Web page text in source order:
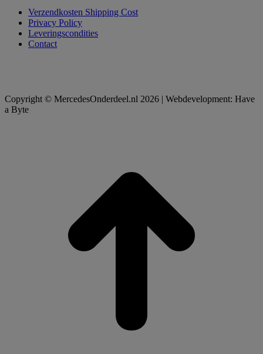
Verzendkosten Shipping Cost
Privacy Policy
Leveringscondities
Contact
Copyright © MercedesOnderdeel.nl 2026 | Webdevelopment: Have
a Byte